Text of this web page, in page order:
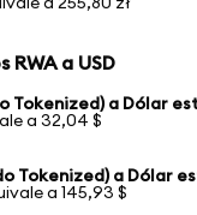
a 255,80 zł
a USD
Tokenized) a Dólar
a 32,04 $
Tokenized) a Dólar
a 145,93 $